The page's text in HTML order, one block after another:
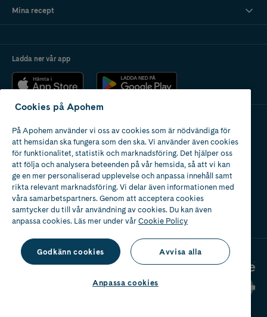
Mina recept
Ladda ner vår app
Apotek med tillstånd
av Läkemedelsverket
Cookies på Apohem
På Apohem använder vi oss av cookies som är nödvändiga för
att hemsidan ska fungera som den ska. Vi använder även cookies
för funktionalitet, statistik och marknadsföring. Det hjälper oss
att följa och analysera beteenden på vår hemsida, så att vi kan
ge en mer personaliserad upplevelse och anpassa innehåll samt
rikta relevant marknadsföring. Vi delar även informationen med
våra samarbetspartners. Genom att acceptera cookies
samtycker du till vår användning av cookies. Du kan även
anpassa cookies. Läs mer under vårCookie Policy
Godkänn cookies Avvisa alla
Anpassa cookies